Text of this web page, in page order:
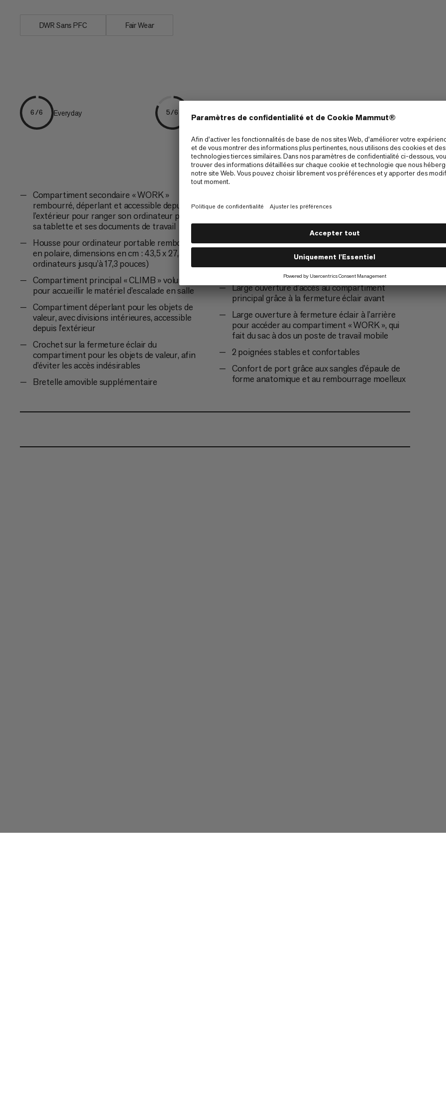
DWR Sans PFC Fair Wear
6/6 Everyday 5/6 Escalade
Compartiment secondaire « WORK »
rembourré, déperlant et accessible depuis
l’extérieur pour ranger son ordinateur portable,
sa tablette et ses documents de travail
Housse pour ordinateur portable rembourrée
en polaire, dimensions en cm : 43,5 x 27,5 (pour
ordinateurs jusqu’à 17,3 pouces)
Compartiment principal « CLIMB » volumineux,
pour accueillir le matériel d’escalade en salle
Compartiment déperlant pour les objets de
valeur, avec divisions intérieures, accessible
depuis l’extérieur
Crochet sur la fermeture éclair du
compartiment pour les objets de valeur, afin
d’éviter les accès indésirables
Bretelle amovible supplémentaire
Porté sac à dos, épaule/bandoulière ou main
Peut se fixer à la poignée d’un sac à roulettes
Compartiment extérieur à fermeture éclair
résistant aux intempéries
Poche filet intérieure à fermeture éclair
Large ouverture d’accès au compartiment
principal grâce à la fermeture éclair avant
Large ouverture à fermeture éclair à l’arrière
pour accéder au compartiment « WORK », qui
fait du sac à dos un poste de travail mobile
2 poignées stables et confortables
Confort de port grâce aux sangles d’épaule de
forme anatomique et au rembourrage moelleux